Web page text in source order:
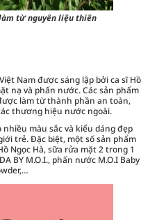
từ nguyên liệu thiên
Nam được sáng lập bởi ca sĩ Hồ
nạ và phấn nước. Các sản phẩm
làm từ thành phần an toàn,
thương hiệu nước ngoài.
nhiều màu sắc và kiểu dáng đẹp
trẻ. Đặc biệt, một số sản phẩm
Ngọc Hà, sữa rửa mặt 2 trong 1
BY M.O.I., phấn nước M.O.I Baby